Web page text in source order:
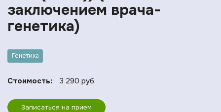
заключением врача-
генетика)
Генетика
Стоимость: 3 290 руб.
Записаться на прием